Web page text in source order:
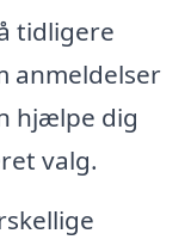
tidligere
anmeldelser
hjælpe dig
valg.